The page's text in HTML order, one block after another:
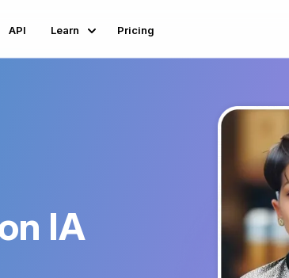
API Learn Pricing
IA